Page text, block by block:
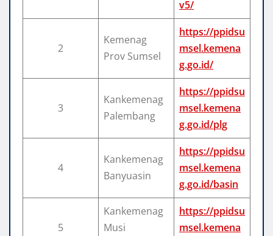
v5/
2
Kemenag
Prov Sumsel
https://ppidsu
msel.kemena
g.go.id/
3
Kankemenag
Palembang
https://ppidsu
msel.kemena
g.go.id/plg
4
Kankemenag
Banyuasin
https://ppidsu
msel.kemena
g.go.id/basin
5
Kankemenag
Musi
https://ppidsu
msel.kemena